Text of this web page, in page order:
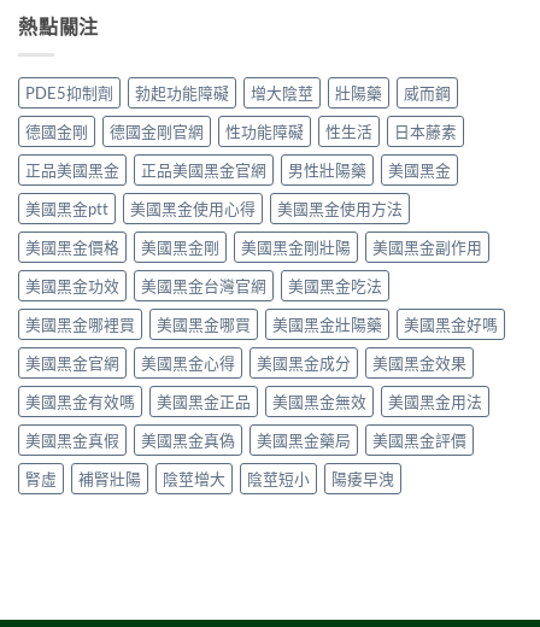
大
嗎？
賴
性、
停
藥
反
應
與
安
全
用
法
完
整
解
析〉
中
雙
制、
用
法
與
安
全
指
南〉
中
解
痛、
鼻
塞
是
正
常
的？
哪
些
情
況
必
須
停
藥
就
醫〉
中
非）：
勃
起
功
能
障
礙
的
服
用
方
法、
效
果
與
副
作
用
完
整
指
南〉
鼻
塞
照
做，
犀
利
士
（他
達
拉
非）
食
唔
食
得？
先
睇
你
食
緊
咩
感
冒
熱點關注
PDE5抑制劑 勃起功能障礙 增大陰莖 壯陽藥
威而鋼
德國金剛
德國金剛官網 性功能障礙 性生活
日本藤素
正品美國黑金
正品美國黑金官網 男性壯陽藥
美國黑金
美國黑金ptt
美國黑金使用心得
美國黑金使用方法
美國黑金價格
美國黑金剛 美國黑金剛壯陽
美國黑金副作用
美國黑金功效
美國黑金台灣官網
美國黑金吃法
美國黑金哪裡買
美國黑金哪買 美國黑金壯陽藥
美國黑金好嗎
美國黑金官網
美國黑金心得 美國黑金成分
美國黑金效果
美國黑金有效嗎
美國黑金正品 美國黑金無效
美國黑金用法
美國黑金真假
美國黑金真偽 美國黑金藥局
美國黑金評價
腎虛
補腎壯陽 陰莖增大 陰莖短小 陽痿早洩